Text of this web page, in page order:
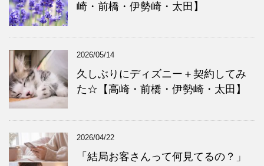
崎・前橋・伊勢崎・太田】
2026/05/14
久しぶりにディズニー＋契約してみ
た☆【高崎・前橋・伊勢崎・太田】
2026/04/22
「結局お客さんって何見てるの？」